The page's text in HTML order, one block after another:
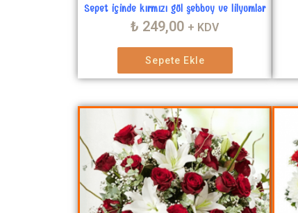
Sepet içinde kırmızı gül şebboy ve lilyumlar
₺ 249,00 + KDV
Sepete Ekle